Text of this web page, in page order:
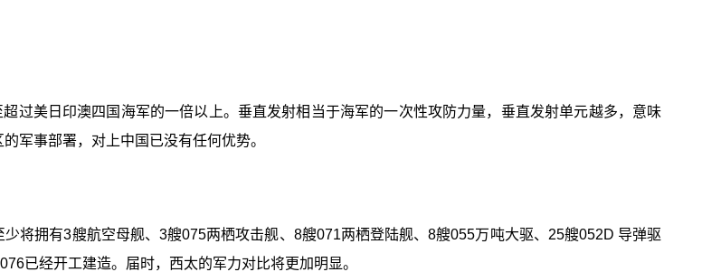
过美日印澳四国海军的一倍以上。垂直发射相当于海军的一次性攻防力量，垂直发射单元越多，意味
军事部署，对上中国已没有任何优势。
将拥有3艘航空母舰、3艘075两栖攻击舰、8艘071两栖登陆舰、8艘055万吨大驱、25艘052D 导弹驱
已经开工建造。届时，西太的军力对比将更加明显。